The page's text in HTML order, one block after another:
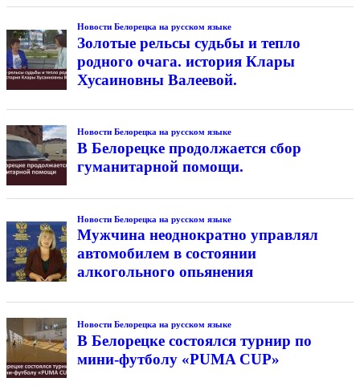
Новости Белорецка на русском языке
Золотые рельсы судьбы и тепло
родного очага. история Клары
Хусаиновны Валеевой.
Новости Белорецка на русском языке
В Белорецке продолжается сбор
гуманитарной помощи.
Новости Белорецка на русском языке
Мужчина неоднократно управлял
автомобилем в состоянии
алкогольного опьянения
Новости Белорецка на русском языке
В Белорецке состоялся турнир по
мини-футболу «PUMA CUP»